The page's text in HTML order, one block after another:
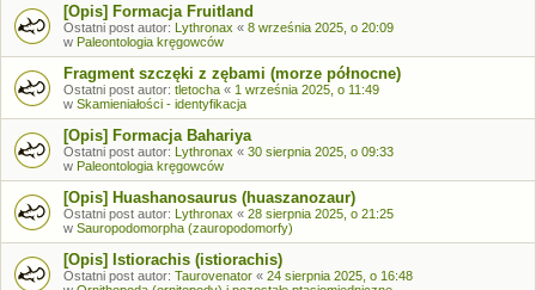
[Opis] Formacja Fruitland
Ostatni post autor: Lythronax « 8 września 2025, o 20:09
w Paleontologia kręgowców
Fragment szczęki z zębami (morze północne)
Ostatni post autor: tletocha « 1 września 2025, o 11:49
w Skamieniałości - identyfikacja
[Opis] Formacja Bahariya
Ostatni post autor: Lythronax « 30 sierpnia 2025, o 09:33
w Paleontologia kręgowców
[Opis] Huashanosaurus (huaszanozaur)
Ostatni post autor: Lythronax « 28 sierpnia 2025, o 21:25
w Sauropodomorpha (zauropodomorfy)
[Opis] Istiorachis (istiorachis)
Ostatni post autor: Taurovenator « 24 sierpnia 2025, o 16:48